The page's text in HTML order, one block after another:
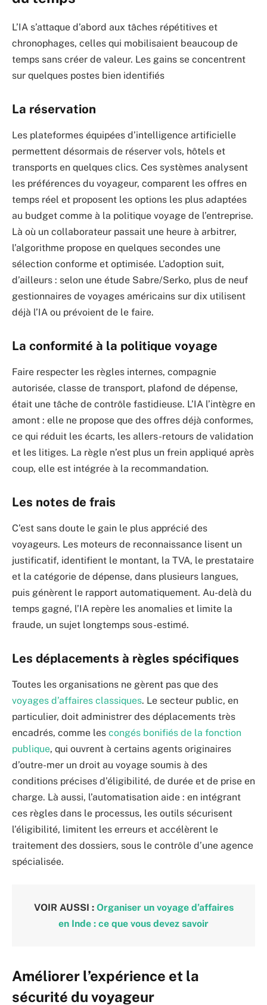
L’IA s’attaque d’abord aux tâches répétitives et
chronophages, celles qui mobilisaient beaucoup de
temps sans créer de valeur. Les gains se concentrent
sur quelques postes bien identifiés
La réservation
Les plateformes équipées d’intelligence artificielle
permettent désormais de réserver vols, hôtels et
transports en quelques clics. Ces systèmes analysent
les préférences du voyageur, comparent les offres en
temps réel et proposent les options les plus adaptées
au budget comme à la politique voyage de l’entreprise.
Là où un collaborateur passait une heure à arbitrer,
l’algorithme propose en quelques secondes une
sélection conforme et optimisée. L’adoption suit,
d’ailleurs : selon une étude Sabre/Serko, plus de neuf
gestionnaires de voyages américains sur dix utilisent
déjà l’IA ou prévoient de le faire.
La conformité à la politique voyage
Faire respecter les règles internes, compagnie
autorisée, classe de transport, plafond de dépense,
était une tâche de contrôle fastidieuse. L’IA l’intègre en
amont : elle ne propose que des offres déjà conformes,
ce qui réduit les écarts, les allers-retours de validation
et les litiges. La règle n’est plus un frein appliqué après
coup, elle est intégrée à la recommandation.
Les notes de frais
C’est sans doute le gain le plus apprécié des
voyageurs. Les moteurs de reconnaissance lisent un
justificatif, identifient le montant, la TVA, le prestataire
et la catégorie de dépense, dans plusieurs langues,
puis génèrent le rapport automatiquement. Au-delà du
temps gagné, l’IA repère les anomalies et limite la
fraude, un sujet longtemps sous-estimé.
Les déplacements à règles spécifiques
Toutes les organisations ne gèrent pas que des
voyages d’affaires classiques. Le secteur public, en
particulier, doit administrer des déplacements très
encadrés, comme les congés bonifiés de la fonction
publique, qui ouvrent à certains agents originaires
d’outre-mer un droit au voyage soumis à des
conditions précises d’éligibilité, de durée et de prise en
charge. Là aussi, l’automatisation aide : en intégrant
ces règles dans le processus, les outils sécurisent
l’éligibilité, limitent les erreurs et accélèrent le
traitement des dossiers, sous le contrôle d’une agence
spécialisée.
VOIR AUSSI : Organiser un voyage d’affaires
en Inde : ce que vous devez savoir
Améliorer l’expérience et la
sécurité du voyageur